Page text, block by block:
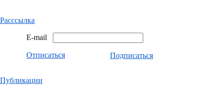
Расссылка
E-mail
Отписаться Подписаться
Публикации